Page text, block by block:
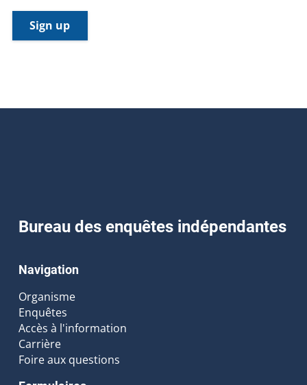
Sign up
Bureau des enquêtes indépendantes
Navigation
Organisme
Enquêtes
Accès à l'information
Carrière
Foire aux questions